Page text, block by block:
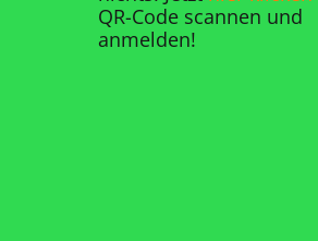
QR-Code scannen und
anmelden!